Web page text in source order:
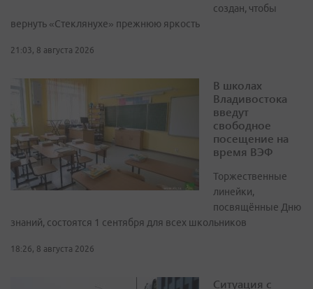
создан, чтобы
вернуть «Стеклянухе» прежнюю яркость
21:03, 8 августа 2026
В школах
Владивостока
введут
свободное
посещение на
время ВЭФ
Торжественные
линейки,
посвящённые Дню
знаний, состоятся 1 сентября для всех школьников
18:26, 8 августа 2026
Ситуация с